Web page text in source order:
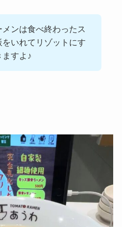
メンは食べ終わったス
をいれてリゾットにす
ますよ♪